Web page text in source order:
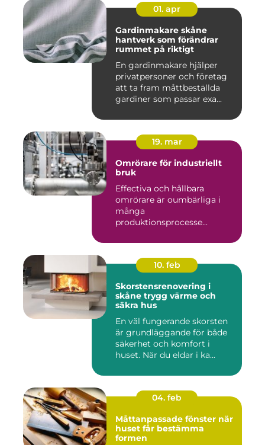
01. apr
Gardinmakare skåne
hantverk som förändrar
rummet på riktigt
En gardinmakare hjälper
privatpersoner och företag
att ta fram måttbeställda
gardiner som passar exa...
19. mar
Omrörare för industriellt
bruk
Effectiva och hållbara
omrörare är oumbärliga i
många
produktionsprocesse...
10. feb
Skorstensrenovering i
skåne trygg värme och
säkra hus
En väl fungerande skorsten
är grundläggande för både
säkerhet och komfort i
huset. När du eldar i ka...
04. feb
Måttanpassade fönster när
huset får bestämma
formen